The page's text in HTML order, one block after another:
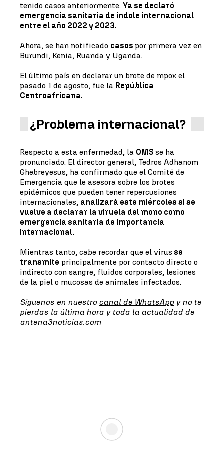
tenido casos anteriormente. Ya se declaró
emergencia sanitaria de índole internacional
entre el año 2022 y 2023.
Ahora, se han notificado casos por primera vez en
Burundi, Kenia, Ruanda y Uganda.
El último país en declarar un brote de mpox el
pasado 1 de agosto, fue la República
Centroafricana.
¿Problema internacional?
Respecto a esta enfermedad, la OMS se ha
pronunciado. El director general, Tedros Adhanom
Ghebreyesus, ha confirmado que el Comité de
Emergencia que le asesora sobre los brotes
epidémicos que pueden tener repercusiones
internacionales, analizará este miércoles si se
vuelve a declarar la viruela del mono como
emergencia sanitaria de importancia
internacional.
Mientras tanto, cabe recordar que el virus se
transmite principalmente por contacto directo o
indirecto con sangre, fluidos corporales, lesiones
de la piel o mucosas de animales infectados.
Síguenos en nuestro canal de WhatsApp y no te
pierdas la última hora y toda la actualidad de
antena3noticias.com